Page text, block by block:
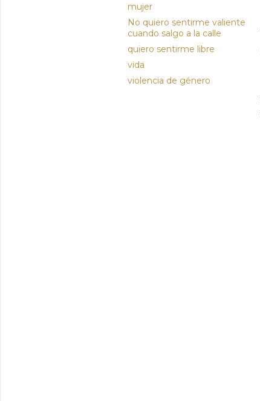
mujer
No quiero sentirme valiente
cuando salgo a la calle
quiero sentirme libre
vida
violencia de género